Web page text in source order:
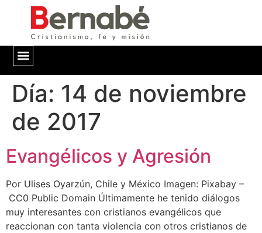
Día: 14 de noviembre
de 2017
Evangélicos y Agresión
Por Ulises Oyarzún, Chile y México Imagen: Pixabay –
CC0 Public Domain Últimamente he tenido diálogos
muy interesantes con cristianos evangélicos que
reaccionan con tanta violencia con otros cristianos de